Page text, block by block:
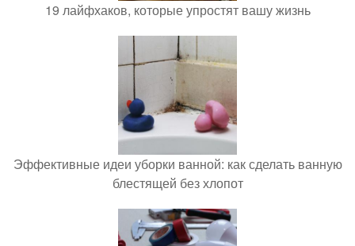
19 лайфхаков, которые упростят вашу жизнь
Эффективные идеи уборки ванной: как сделать ванную
блестящей без хлопот